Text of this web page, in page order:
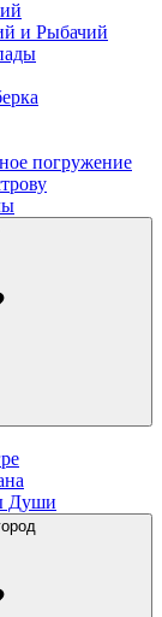
и Рыбачий
погружение
Души